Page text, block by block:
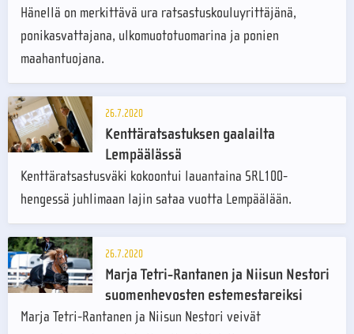
Hänellä on merkittävä ura ratsastuskouluyrittäjänä,
ponikasvattajana, ulkomuototuomarina ja ponien
maahantuojana.
26.7.2020
Kenttäratsastuksen gaalailta
Lempäälässä
Kenttäratsastusväki kokoontui lauantaina SRL100-
hengessä juhlimaan lajin sataa vuotta Lempäälään.
26.7.2020
Marja Tetri-Rantanen ja Niisun Nestori
suomenhevosten estemestareiksi
Marja Tetri-Rantanen ja Niisun Nestori veivät